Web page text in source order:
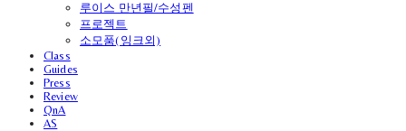
루이스 만년필/수성펜
프로젝트
소모품(잉크외)
Class
Guides
Press
Review
QnA
AS